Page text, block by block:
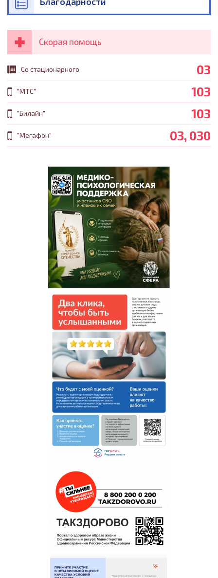
Скорая помощь
Со стационарного 03
"МТС" 103
"Билайн" 103
"Мегафон" 03, 030